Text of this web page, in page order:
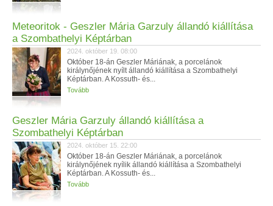
Meteoritok - Geszler Mária Garzuly állandó kiállítása
a Szombathelyi Képtárban
2024. október 19. 08:00
Október 18-án Geszler Máriának, a porcelánok
királynőjének nyílt állandó kiállítása a Szombathelyi
Képtárban. A Kossuth- és...
Tovább
Geszler Mária Garzuly állandó kiállítása a
Szombathelyi Képtárban
2024. október 15. 22:00
Október 18-án Geszler Máriának, a porcelánok
királynőjének nyílik állandó kiállítása a Szombathelyi
Képtárban. A Kossuth- és...
Tovább